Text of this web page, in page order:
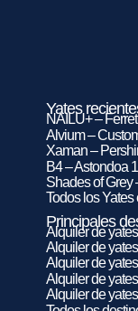
Yates
NAILU+ –
Alvium –
Xaman –
B4 – Astondoa
Shades of Grey
Todos los Yates
Principales
Alquiler de
Alquiler de
Alquiler de
Alquiler de
Alquiler de